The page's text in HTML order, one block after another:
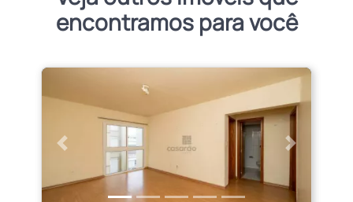
encontramos para você
Anterior Próximo